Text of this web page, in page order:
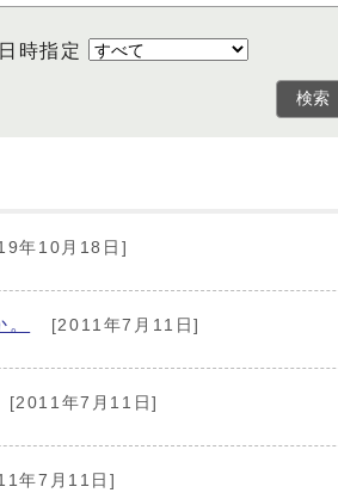
時指定
検索
年10月18日]
[2011年7月11日]
[2011年7月11日]
年7月11日]